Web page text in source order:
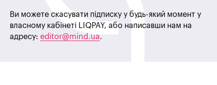
Ви можете скасувати підписку у будь-який момент у
власному кабінеті LIQPAY, або написавши нам на
адресу: editor@mind.ua.